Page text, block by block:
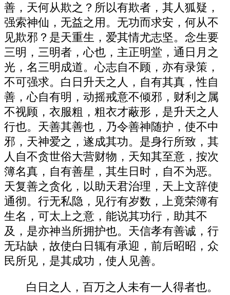
善，天何从欺之？所以有欺者，其人狐疑，
强索神仙，无益之用。无功而求安，何从不
见欺邪？是天重生，爱其情尤志坚。念生要
三明，三明者，心也，主正明堂，通日月之
光，名三明成道。心志自不顾，亦有录策，
不可强求。白日升天之人，自有其真，性自
善，心自有明，动摇戒意不倾邪，财利之属
不视顾，衣服粗，粗衣才蔽形，是升天之人
行也。天善其善也，乃令善神随护，使不中
邪，天神爱之，遂成其功。是身行所致，其
人自不贪世俗大营财物，天知其至意，按次
簿名真，自有善星，其生日时，自不为恶。
天复善之贪化，以助天君治理，天上文辞使
通彻。行无私隐，见行有岁数，上竟荣簿有
生名，可太上之意，能说其功行，助其不
及，是亦神当所拥护也。天信孝有善诚，行
无玷缺，故使白日辄有承迎，前后昭昭，众
民所见，是其成功，使人见善。
白日之人，百万之人未有一人得者也。